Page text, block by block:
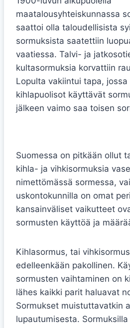
maatalousyhteiskunnassa
saattoi olla taloudellisista
sormuksista saatettiin
vaatiessa. Talvi- ja
kultasormuksia korvattiin
Lopulta vakiintui tapa,
kihlapuolisot käyttävät
jälkeen vaimo saa toisen
Suomessa on pitkään ollut
kihla- ja vihkisormuksia
nimettömässä sormessa,
uskontokunnilla on omat
kansainväliset vaikutteet
sormusten käyttöä ja
Kihlasormus, tai
edelleenkään pakollinen.
sormusten vaihtaminen on
lähes kaikki parit haluavat
Sormukset muistuttavatkin
lupautumisesta.